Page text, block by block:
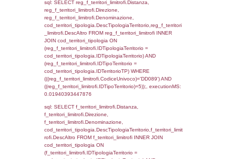
0.00056600570678711
sql: SELECT el_regioni.Regione,
el_comuni.Comune,
reg_f_confini INNER JOIN ((el_comuni
el_province ON el_comuni.IstProvincia =
el_province.IstProvincia) INNER JOIN
el_province.IstRegione =
reg_f_confini.IDComune =
(((reg_f_confini.CodiceUnivoco)='DD089'));,
0.0013628005981445
sql: SELECT
SEPARATOR '; ') AS DescAltro,